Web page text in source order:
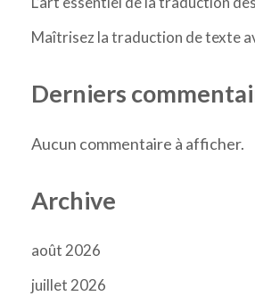
Maîtrisez la traduction de texte
Derniers
Aucun commentaire à afficher.
Archive
août 2026
juillet 2026